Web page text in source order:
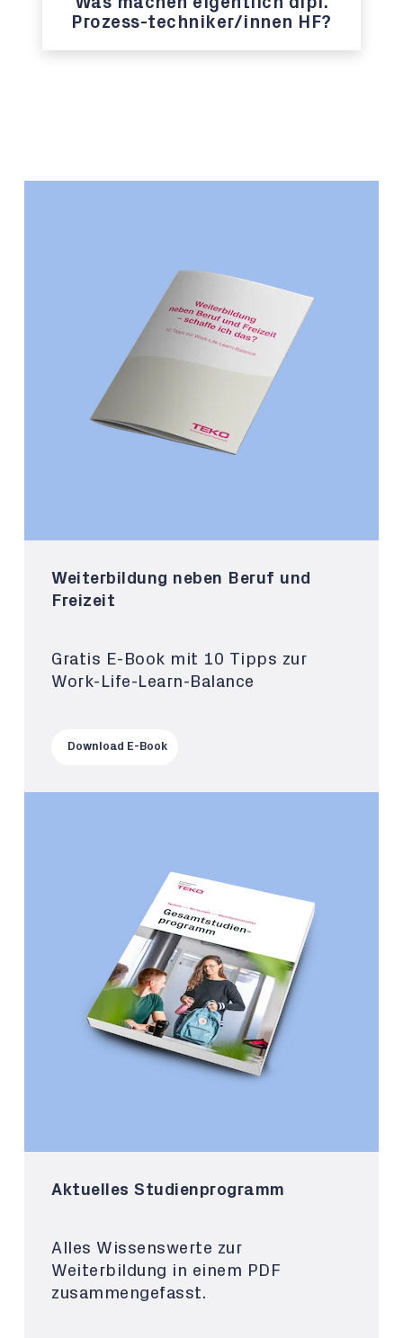
Prozess-techniker/innen HF?
Weiterbildung neben Beruf und
Freizeit
Gratis E-Book mit 10 Tipps zur
Work-Life-Learn-Balance
Download E-Book
Aktuelles Studienprogramm
Alles Wissenswerte zur
Weiterbildung in einem PDF
zusammengefasst.